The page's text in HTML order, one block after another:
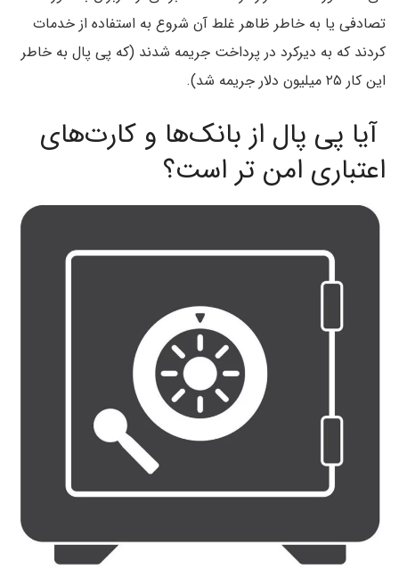
تصادفی یا به خاطر ظاهر غلط آن شروع به استفاده از خدمات
کردند که به دیرکرد در پرداخت جریمه شدند (که پی پال به خاطر‌
این کار ۲۵ میلیون دلار جریمه شد).
آیا پی پال از بانک‌ها و کارت‌های
اعتباری امن تر است؟